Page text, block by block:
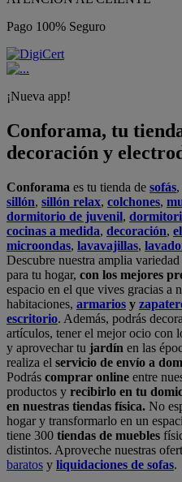
Pago 100% Seguro
¡Nueva app!
Conforama, tu
decoración y
Conforama es tu tienda de sofás,
sillón, sillón relax, colchones,
dormitorio de juvenil,
cocinas a medida, decoración,
microondas, lavavajillas,
Descubre nuestra amplia
para tu hogar, con los mejores
espacio en el que vives gracias a
habitaciones, armarios y
escritorio. Además, podrás
artículos, tener el mejor ocio con
y aprovechar tu jardín en las
realiza el servicio de envío a
Podrás comprar online entre
productos y recibirlo en tu
en nuestras tiendas física. No
hogar y transformarlo en un
tiene 300 tiendas de muebles
distintos. Aproveche nuestras
baratos y liquidaciones de sofas.